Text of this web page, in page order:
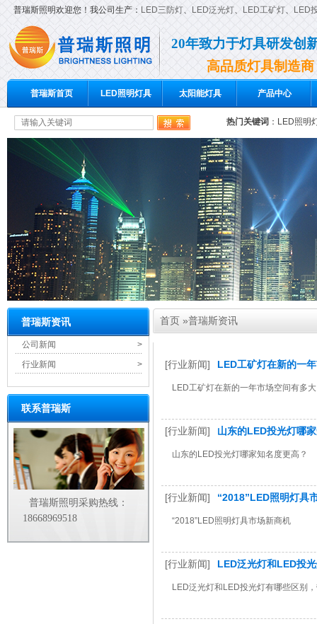
普瑞斯照明欢迎您！我公司生产： LED三防灯、 LED泛光灯、 LED工矿灯、 LED
20年致力于灯具研发创
高品质灯具制造商
普瑞斯首页 LED照明灯具 太阳能灯具 产品中心
热门关键词 ： LED照明
普瑞斯资讯
>
公司新闻
>
行业新闻
联系普瑞斯
普瑞斯照明采购热线：
18668969518
首页 »普瑞斯资讯
[行业新闻] LED工矿灯在新的一
LED工矿灯在新的一年市场空间有多
[行业新闻] 山东的LED投光灯哪
山东的LED投光灯哪家知名度更高？
[行业新闻] “2018”LED照明灯具
“2018”LED照明灯具市场新商机
[行业新闻] LED泛光灯和LED投
LED泛光灯和LED投光灯有哪些区别